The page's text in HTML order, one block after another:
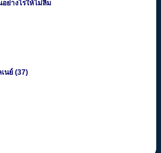
ย่างไรให้ไม่ลืม
นย์ (37)